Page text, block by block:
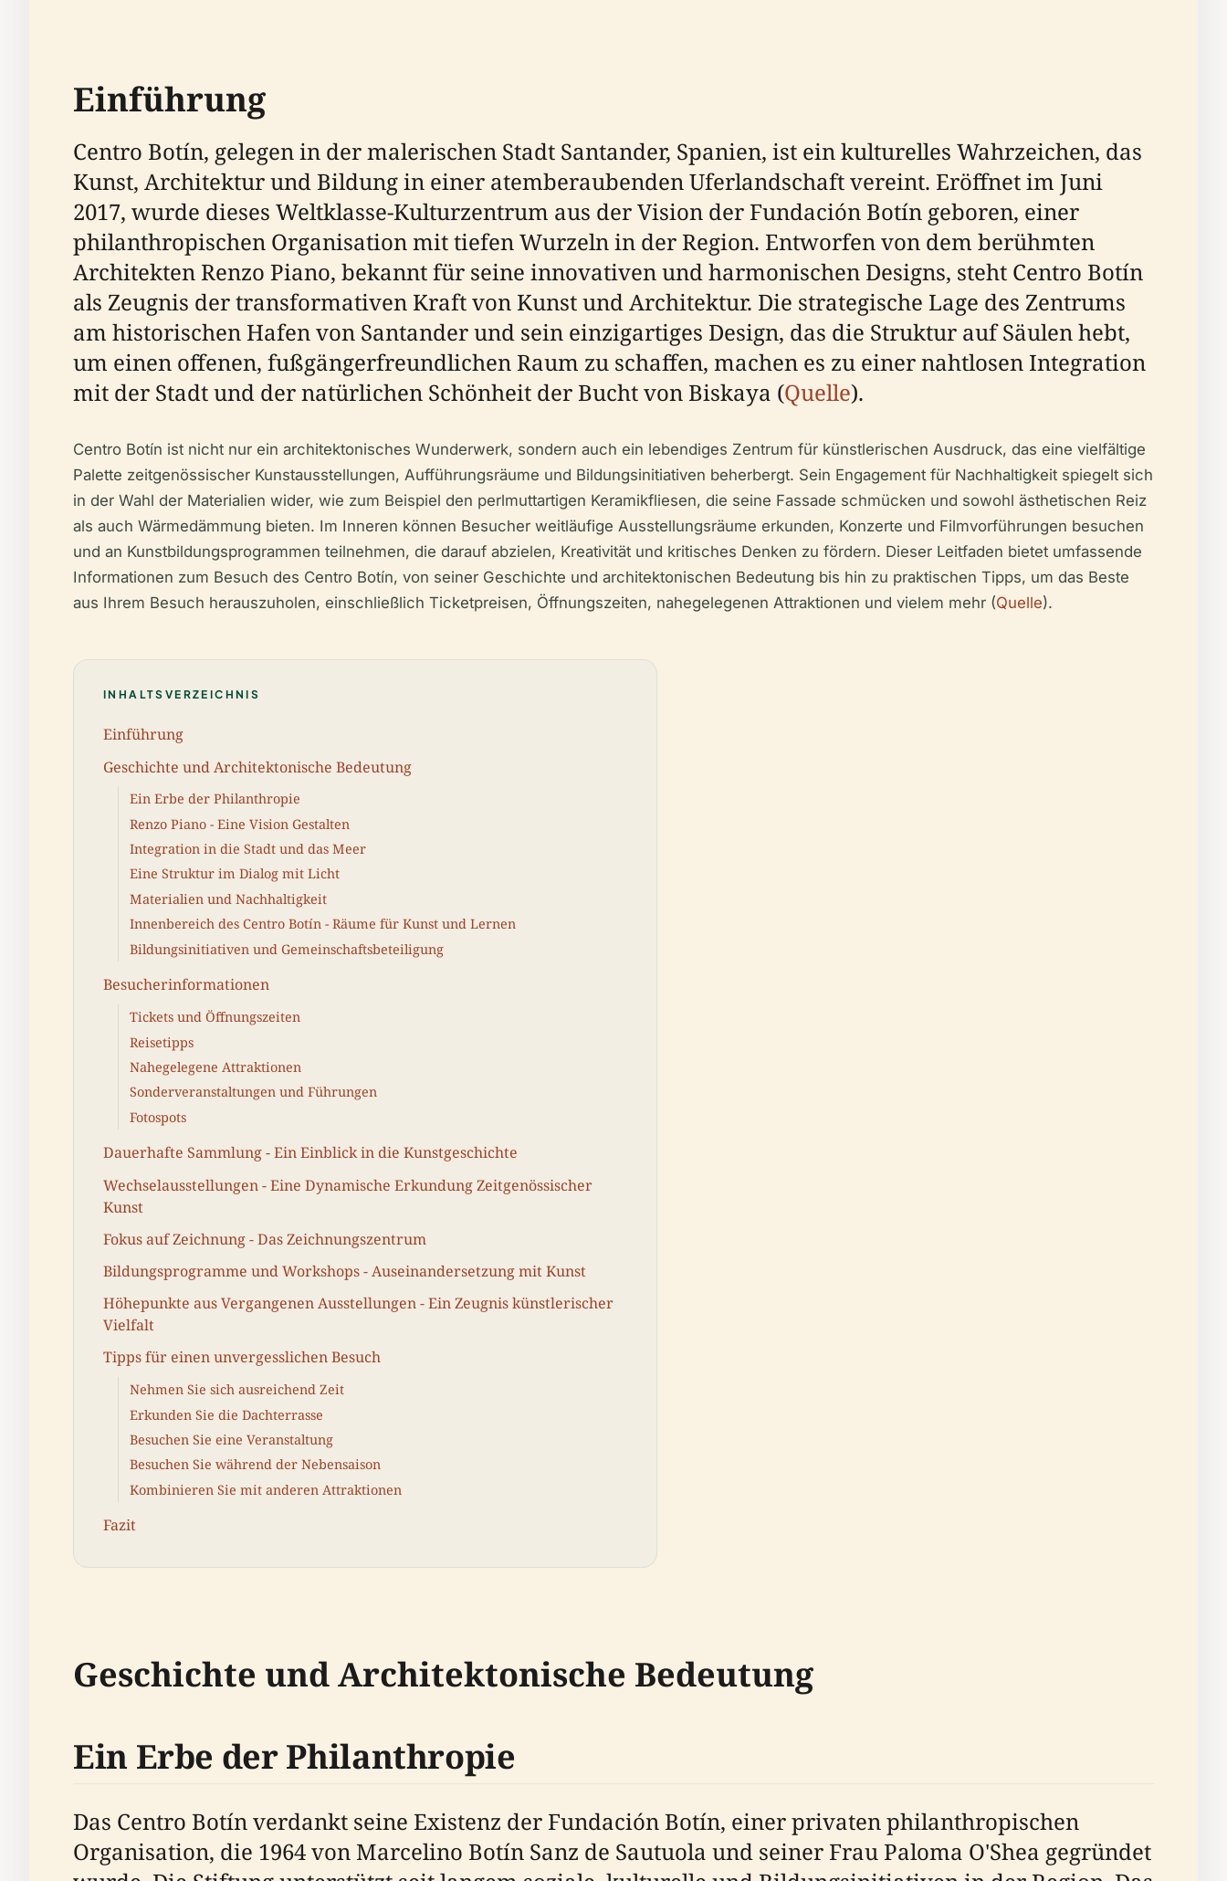
Einführung
Centro Botín, gelegen in der malerischen Stadt Santander, Spanien, ist ein kulturelles Wahrzeichen, das
Kunst, Architektur und Bildung in einer atemberaubenden Uferlandschaft vereint. Eröffnet im Juni
2017, wurde dieses Weltklasse-Kulturzentrum aus der Vision der Fundación Botín geboren, einer
philanthropischen Organisation mit tiefen Wurzeln in der Region. Entworfen von dem berühmten
Architekten Renzo Piano, bekannt für seine innovativen und harmonischen Designs, steht Centro Botín
als Zeugnis der transformativen Kraft von Kunst und Architektur. Die strategische Lage des Zentrums
am historischen Hafen von Santander und sein einzigartiges Design, das die Struktur auf Säulen hebt,
um einen offenen, fußgängerfreundlichen Raum zu schaffen, machen es zu einer nahtlosen Integration
mit der Stadt und der natürlichen Schönheit der Bucht von Biskaya (Quelle).
Centro Botín ist nicht nur ein architektonisches Wunderwerk, sondern auch ein lebendiges Zentrum für künstlerischen Ausdruck, das eine vielfältige
Palette zeitgenössischer Kunstausstellungen, Aufführungsräume und Bildungsinitiativen beherbergt. Sein Engagement für Nachhaltigkeit spiegelt sich
in der Wahl der Materialien wider, wie zum Beispiel den perlmuttartigen Keramikfliesen, die seine Fassade schmücken und sowohl ästhetischen Reiz
als auch Wärmedämmung bieten. Im Inneren können Besucher weitläufige Ausstellungsräume erkunden, Konzerte und Filmvorführungen besuchen
und an Kunstbildungsprogrammen teilnehmen, die darauf abzielen, Kreativität und kritisches Denken zu fördern. Dieser Leitfaden bietet umfassende
Informationen zum Besuch des Centro Botín, von seiner Geschichte und architektonischen Bedeutung bis hin zu praktischen Tipps, um das Beste
aus Ihrem Besuch herauszuholen, einschließlich Ticketpreisen, Öffnungszeiten, nahegelegenen Attraktionen und vielem mehr (Quelle).
INHALTSVERZEICHNIS
Einführung
Geschichte und Architektonische Bedeutung
Ein Erbe der Philanthropie
Renzo Piano - Eine Vision Gestalten
Integration in die Stadt und das Meer
Eine Struktur im Dialog mit Licht
Materialien und Nachhaltigkeit
Innenbereich des Centro Botín - Räume für Kunst und Lernen
Bildungsinitiativen und Gemeinschaftsbeteiligung
Besucherinformationen
Tickets und Öffnungszeiten
Reisetipps
Nahegelegene Attraktionen
Sonderveranstaltungen und Führungen
Fotospots
Dauerhafte Sammlung - Ein Einblick in die Kunstgeschichte
Wechselausstellungen - Eine Dynamische Erkundung Zeitgenössischer
Kunst
Fokus auf Zeichnung - Das Zeichnungszentrum
Bildungsprogramme und Workshops - Auseinandersetzung mit Kunst
Höhepunkte aus Vergangenen Ausstellungen - Ein Zeugnis künstlerischer
Vielfalt
Tipps für einen unvergesslichen Besuch
Nehmen Sie sich ausreichend Zeit
Erkunden Sie die Dachterrasse
Besuchen Sie eine Veranstaltung
Besuchen Sie während der Nebensaison
Kombinieren Sie mit anderen Attraktionen
Fazit
Geschichte und Architektonische Bedeutung
Ein Erbe der Philanthropie
Das Centro Botín verdankt seine Existenz der Fundación Botín, einer privaten philanthropischen
Organisation, die 1964 von Marcelino Botín Sanz de Sautuola und seiner Frau Paloma O'Shea gegründet